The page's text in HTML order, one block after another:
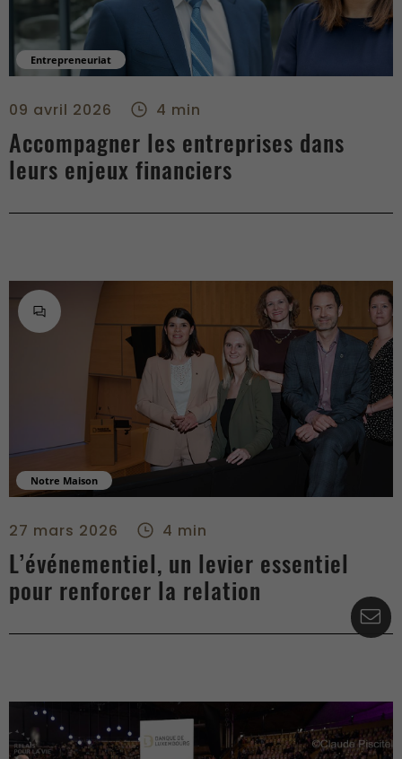
Entrepreneuriat
09 avril 2026 4 min
Accompagner les entreprises dans
leurs enjeux financiers
Notre Maison
27 mars 2026 4 min
L’événementiel, un levier essentiel
pour renforcer la relation